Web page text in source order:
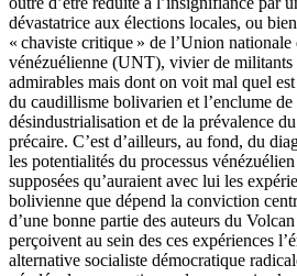
dévastatrice aux élections locales, ou
« chaviste critique » de l’Union nationale
vénézuélienne (UNT), vivier de militants
admirables mais dont on voit mal quel
du caudillisme bolivarien et l’enclume
désindustrialisation et de la prévalence
précaire. C’est d’ailleurs, au fond, du
les potentialités du processus
supposées qu’auraient avec lui les
bolivienne que dépend la conviction
d’une bonne partie des auteurs du
perçoivent au sein des ces expériences
alternative socialiste démocratique